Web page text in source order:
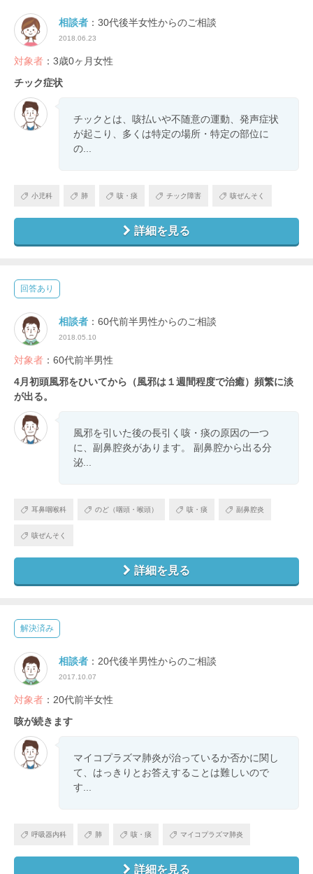
相談者 ：30代後半女性からのご相談
2018.06.23
対象者 ：3歳0ヶ月女性
チック症状
チックとは、咳払いや不随意の運動、発声症状
が起こり、多くは特定の場所・特定の部位に
の...
小児科 肺 咳・痰 チック障害 咳ぜんそく
詳細を見る
回答あり
相談者 ：60代前半男性からのご相談
2018.05.10
対象者 ：60代前半男性
4月初頭風邪をひいてから（風邪は１週間程度で治癒）頻繁に淡
が出る。
風邪を引いた後の長引く咳・痰の原因の一つ
に、副鼻腔炎があります。 副鼻腔から出る分
泌...
耳鼻咽喉科 のど（咽頭・喉頭） 咳・痰 副鼻腔炎
咳ぜんそく
詳細を見る
解決済み
相談者 ：20代後半男性からのご相談
2017.10.07
対象者 ：20代前半女性
咳が続きます
マイコプラズマ肺炎が治っているか否かに関し
て、はっきりとお答えすることは難しいので
す...
呼吸器内科 肺 咳・痰 マイコプラズマ肺炎
詳細を見る